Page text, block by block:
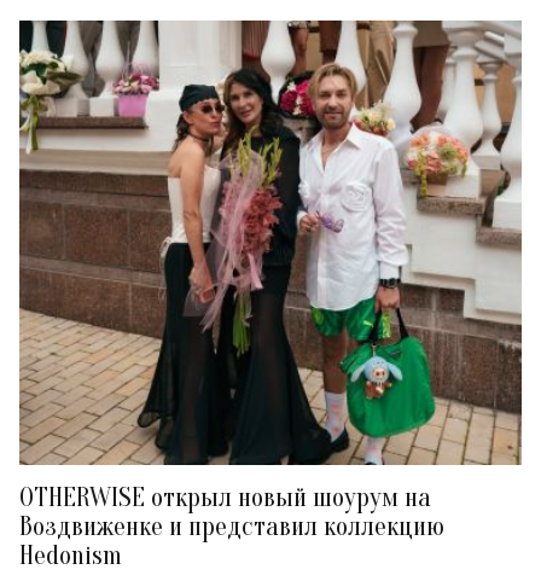
OTHERWISE открыл новый шоурум на
Воздвиженке и представил коллекцию
Hedonism